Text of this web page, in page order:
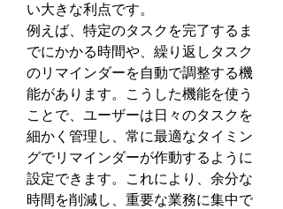
い大きな利点です。
例えば、特定のタスクを完了するま
でにかかる時間や、繰り返しタスク
のリマインダーを自動で調整する機
能があります。こうした機能を使う
ことで、ユーザーは日々のタスクを
細かく管理し、常に最適なタイミン
グでリマインダーが作動するように
設定できます。これにより、余分な
時間を削減し、重要な業務に集中で